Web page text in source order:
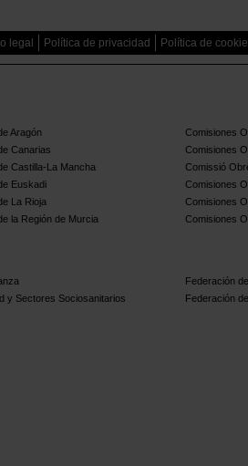
legal Política de privacidad Política de
Aragón
Comisiones
Canarias
Comisiones
Castilla-La Mancha
Comissió
Euskadi
Comisiones
La Rioja
Comisiones
la Región de Murcia
Comisiones
Federación
y Sectores Sociosanitarios
Federación